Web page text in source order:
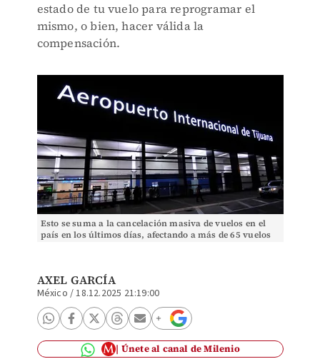
estado de tu vuelo para reprogramar el
mismo, o bien, hacer válida la
compensación.
Esto se suma a la cancelación masiva de vuelos en el
país en los últimos días, afectando a más de 65 vuelos
AXEL GARCÍA
México /18.12.2025 21:19:00
Únete al canal de Milenio